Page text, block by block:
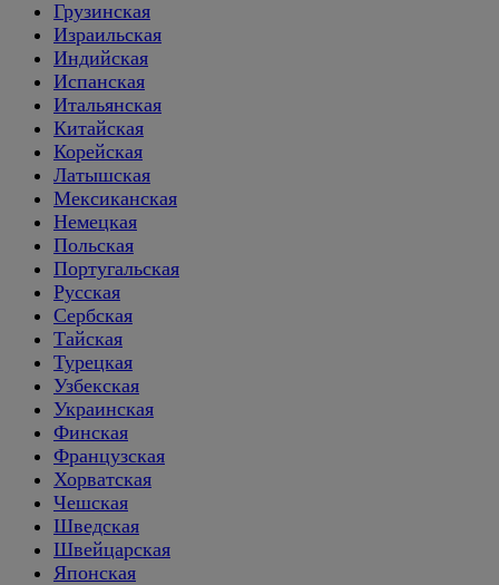
Грузинская
Израильская
Индийская
Испанская
Итальянская
Китайская
Корейская
Латышская
Мексиканская
Немецкая
Польская
Португальская
Русская
Сербская
Тайская
Турецкая
Узбекская
Украинская
Финская
Французская
Хорватская
Чешская
Шведская
Швейцарская
Японская